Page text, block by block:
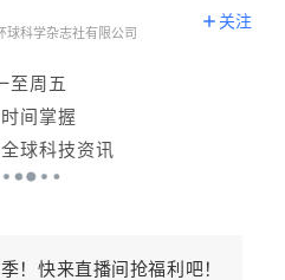
球科学杂志社有限公司
关注
至周五
间掌握
球科技资讯
！快来直播间抢福利吧！